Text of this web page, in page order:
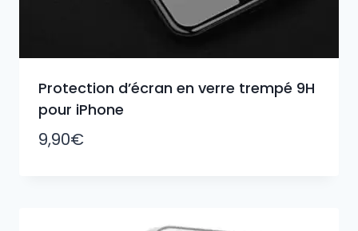
Protection d’écran en verre trempé 9H
pour iPhone
9,90€